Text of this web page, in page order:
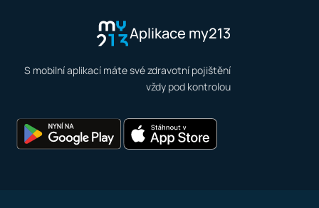
Aplikace my213
S mobilní aplikací máte své zdravotní pojištění
vždy pod kontrolou